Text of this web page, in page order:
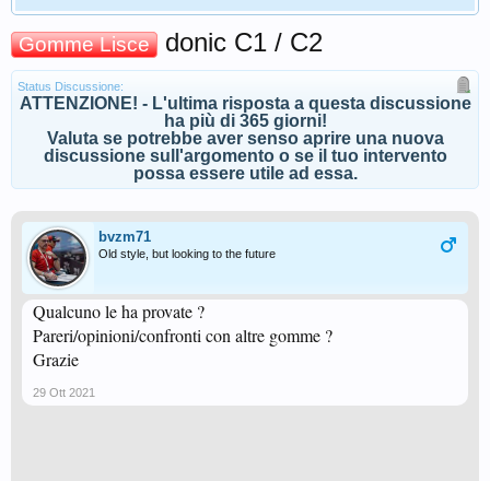
Gomme Lisce donic C1 / C2
Status Discussione:
ATTENZIONE! - L'ultima risposta a questa discussione
ha più di 365 giorni!
Valuta se potrebbe aver senso aprire una nuova
discussione sull'argomento o se il tuo intervento
possa essere utile ad essa.
bvzm71
Old style, but looking to the future
Qualcuno le ha provate ?
Pareri/opinioni/confronti con altre gomme ?
Grazie
29 Ott 2021